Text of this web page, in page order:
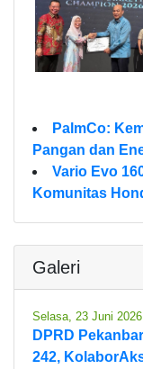
PalmCo:
Pangan dan
Vario Evo
Komunitas
Galeri
Selasa, 23 Juni 2026
DPRD
242,